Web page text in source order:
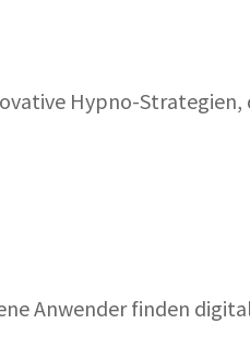
Hypno-Strategien,
Anwender finden